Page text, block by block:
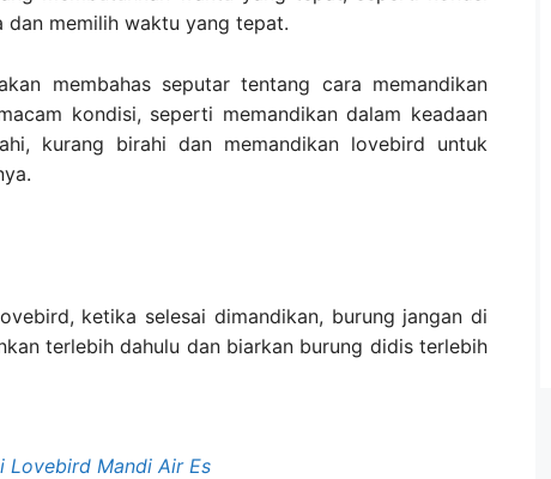
dan memilih waktu yang tepat.
membahas seputar tentang cara memandikan
kondisi, seperti memandikan dalam keadaan
kurang birahi dan memandikan lovebird untuk
ketika selesai dimandikan, burung jangan di
terlebih dahulu dan biarkan burung didis terlebih
Lovebird Mandi Air Es